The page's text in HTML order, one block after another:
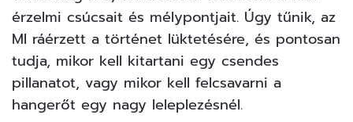
érzelmi csúcsait és mélypontjait. Úgy tűnik, az
MI ráérzett a történet lüktetésére, és pontosan
tudja, mikor kell kitartani egy csendes
pillanatot, vagy mikor kell felcsavarni a
hangerőt egy nagy leleplezésnél.